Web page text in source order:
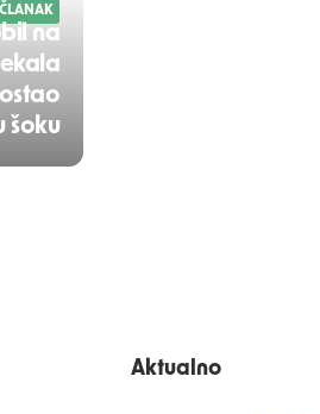
u
na
šoku
Aktualno